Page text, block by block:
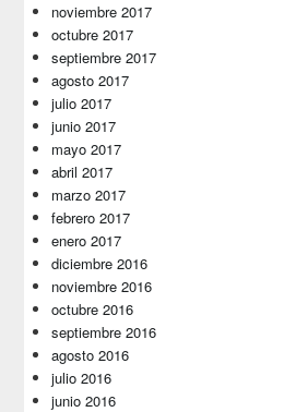
noviembre 2017
octubre 2017
septiembre 2017
agosto 2017
julio 2017
junio 2017
mayo 2017
abril 2017
marzo 2017
febrero 2017
enero 2017
diciembre 2016
noviembre 2016
octubre 2016
septiembre 2016
agosto 2016
julio 2016
junio 2016